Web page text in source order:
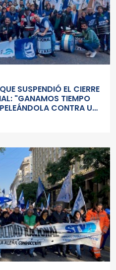
SUSPENDIÓ EL CIERRE
"GANAMOS TIEMPO
CONTRA UN